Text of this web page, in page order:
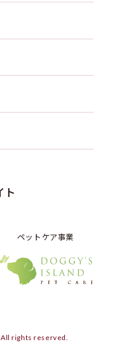
ト
ペットケア事業
All rights reserved.